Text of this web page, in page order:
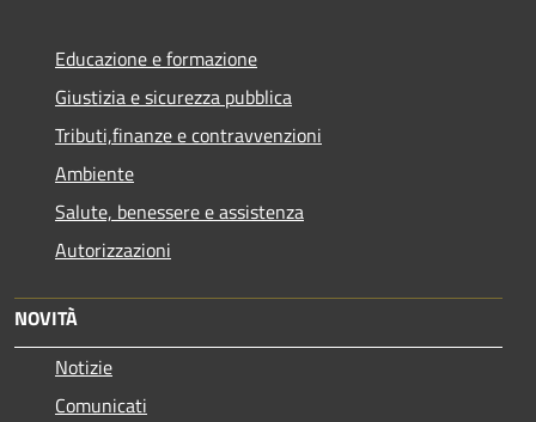
Educazione e formazione
Giustizia e sicurezza pubblica
Tributi,finanze e contravvenzioni
Ambiente
Salute, benessere e assistenza
Autorizzazioni
NOVITÀ
Notizie
Comunicati